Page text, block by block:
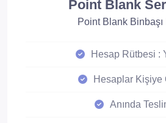
Point Blank
Point Blank Binbaşı
Hesap Rütbesi :
Hesaplar Kişiye
Anında